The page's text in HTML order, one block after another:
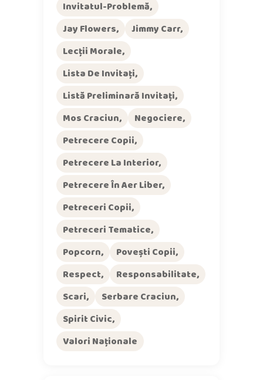
Invitatul-Problemă
Jay Flowers
Jimmy Carr
Lecții Morale
Lista De Invitați
Listă Preliminară Invitați
Mos Craciun
Negociere
Petrecere Copii
Petrecere La Interior
Petrecere În Aer Liber
Petreceri Copii
Petreceri Tematice
Popcorn
Povești Copii
Respect
Responsabilitate
Scari
Serbare Craciun
Spirit Civic
Valori Naționale